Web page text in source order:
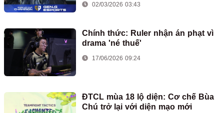
02/03/2026 03:43
Chính thức: Ruler nhận án phạt vì
drama 'né thuế'
17/06/2026 09:24
ĐTCL mùa 18 lộ diện: Cơ chế Bùa
Chú trở lại với diện mạo mới